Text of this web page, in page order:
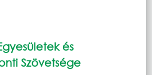
és
Szövetsége